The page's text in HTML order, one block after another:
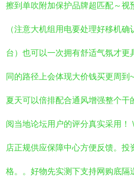
擦到单吹附加保护品牌超匹配～视
（注意大机组用电要处理好移机
台）也可以一次拥有舒适气氛才更
同的路径上会体现大价钱买更周
夏天可以倍排配合通风增强整个
阅当地论坛用户的评分真实采用
店正规供应保障中心方便反馈。
格。。好物先实测下支持网购底隔